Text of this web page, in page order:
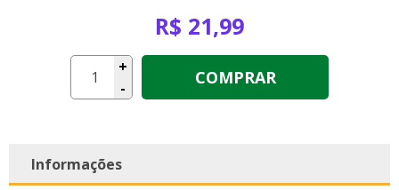
R$ 21,99
+
-
COMPRAR
Informações